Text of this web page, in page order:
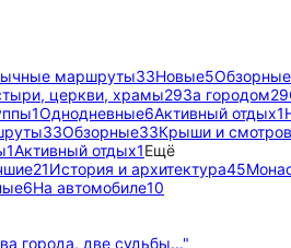
маршруты33Новые5Обзорные
церкви, храмы29За городом29
1Однодневные6Активный отдых1
33Обзорные33Крыши и
1Активный отдых1Ещё
21История и архитектура45
6На автомобиле10